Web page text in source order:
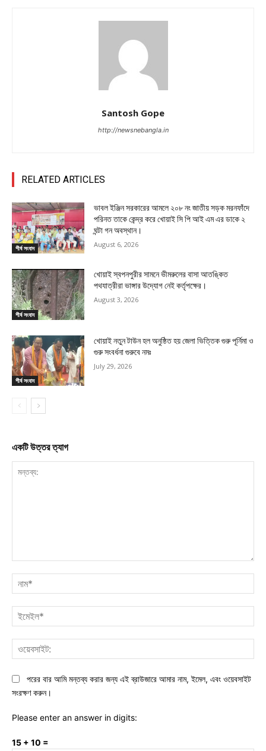
Santosh Gope
http://newsnebangla.in
RELATED ARTICLES
শীর্ষ সংবাদ
ভাবল ইঞ্জিন সরকারের আমলে ২০৮ নং জাতীয় সড়ক মরনফাঁদে
পরিনত তাকে কেন্দ্র করে খোয়াই সি পি আই এম এর ডাকে ২
ঘন্টা গন অবস্থান।
August 6, 2026
শীর্ষ সংবাদ
খোয়াই স্বপনপুরীর সামনে ভীমরুলের বাসা আতঙ্কিত
পথযাত্রীরা ভাঙ্গার উদ্যোগ নেই কর্তৃপক্ষের।
August 3, 2026
শীর্ষ সংবাদ
খোয়াই নতুন টাউন হল অনুষ্ঠিত হয় জেলা ভিত্তিক গুরু পূর্নিমা ও
গুরু সংবর্ধনা গুরুবে নমঃ
July 29, 2026
একটি উত্তর ত্যাগ
পরের বার আমি মন্তব্য করার জন্য এই ব্রাউজারে আমার নাম, ইমেল, এবং ওয়েবসাইট
সংরক্ষণ করুন।
Please enter an answer in digits:
15 + 10 =